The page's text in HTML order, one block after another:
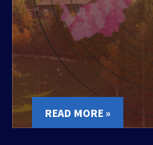
READ MORE »